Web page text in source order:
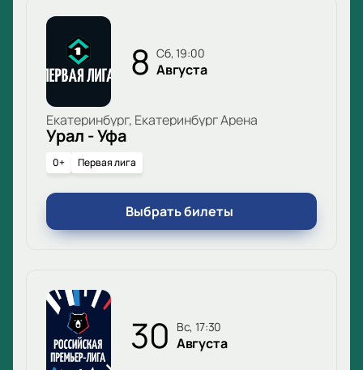
8 сб, 19:00
Августа
Екатеринбург, Екатеринбург Арена
Урал - Уфа
0+ Первая лига
Выбрать билеты
30 вс, 17:30
Августа